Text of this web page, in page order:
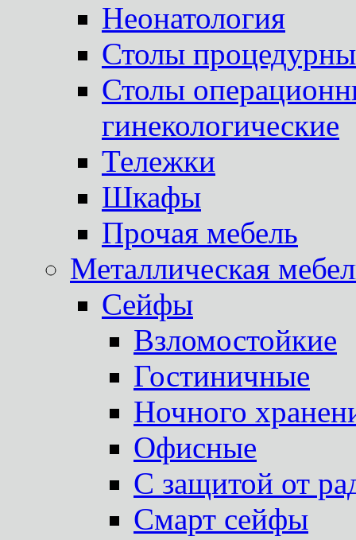
Неонатология
Столы
Столы
гинекологические
Тележки
Шкафы
Прочая мебель
Металлическая
Сейфы
Взломостойкие
Гостиничные
Ночного
Офисные
С защитой от
Смарт сейфы